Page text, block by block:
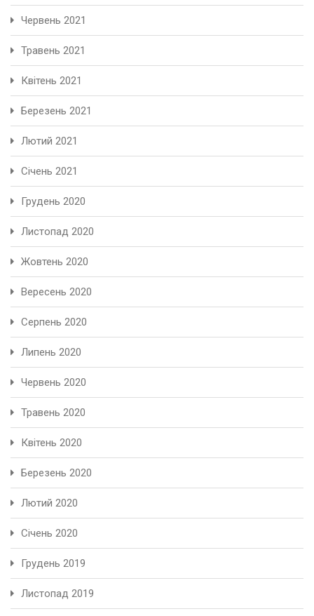
Червень 2021
Травень 2021
Квітень 2021
Березень 2021
Лютий 2021
Січень 2021
Грудень 2020
Листопад 2020
Жовтень 2020
Вересень 2020
Серпень 2020
Липень 2020
Червень 2020
Травень 2020
Квітень 2020
Березень 2020
Лютий 2020
Січень 2020
Грудень 2019
Листопад 2019